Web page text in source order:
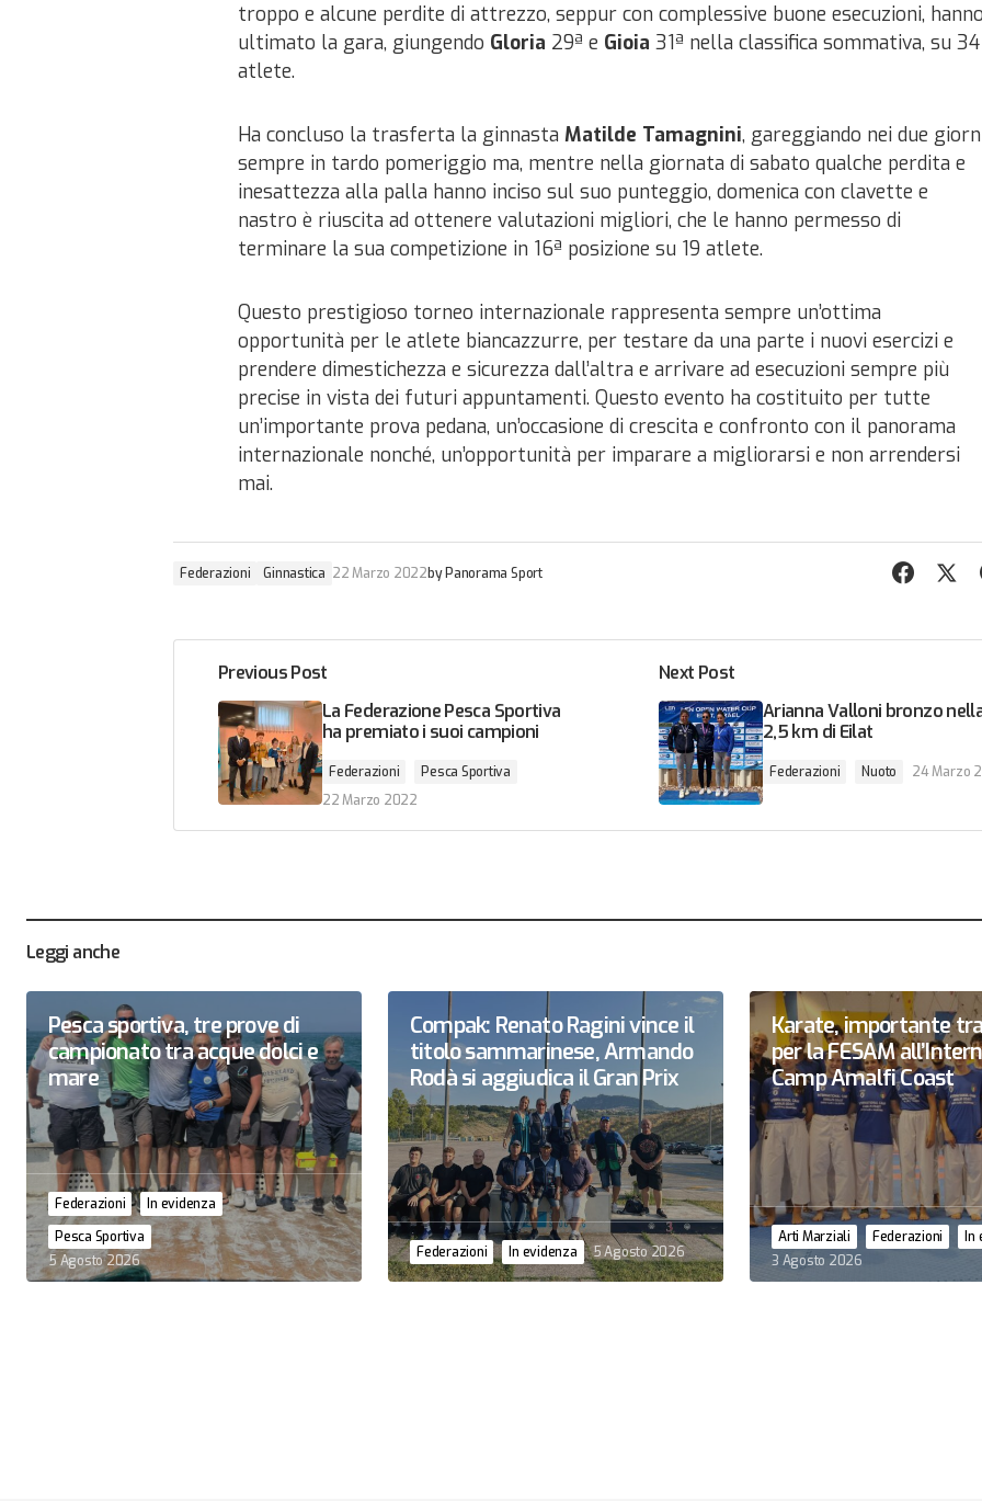
troppo e alcune perdite di attrezzo, seppur con complessive buone esecuzioni,
ultimato la gara, giungendo Gloria 29ª e Gioia 31ª nella classifica sommativa, su 34
atlete.
Ha concluso la trasferta la ginnasta Matilde Tamagnini, gareggiando nei due
sempre in tardo pomeriggio ma, mentre nella giornata di sabato qualche perdita e
inesattezza alla palla hanno inciso sul suo punteggio, domenica con clavette e
nastro è riuscita ad ottenere valutazioni migliori, che le hanno permesso di
terminare la sua competizione in 16ª posizione su 19 atlete.
Questo prestigioso torneo internazionale rappresenta sempre un’ottima
opportunità per le atlete biancazzurre, per testare da una parte i nuovi esercizi e
prendere dimestichezza e sicurezza dall’altra e arrivare ad esecuzioni sempre più
precise in vista dei futuri appuntamenti. Questo evento ha costituito per tutte
un’importante prova pedana, un’occasione di crescita e confronto con il panorama
internazionale nonché, un’opportunità per imparare a migliorarsi e non arrendersi
mai.
Federazioni Ginnastica 22 Marzo 2022by Panorama Sport
Previous Post
La Federazione Pesca Sportiva
ha premiato i suoi campioni
Federazioni
Pesca Sportiva
22 Marzo 2022
Next Post
Arianna Valloni bronzo
2,5 km di Eilat
Federazioni Nuoto 24 Marzo
Leggi anche
Pesca sportiva, tre prove di
campionato tra acque dolci e
mare
Federazioni
In evidenza
Pesca Sportiva
5 Agosto 2026
Compak: Renato Ragini vince il
titolo sammarinese, Armando
Rodà si aggiudica il Gran Prix
Federazioni In evidenza 5 Agosto 2026
Karate, importante
per la FESAM
Camp Amalfi Coast
Arti Marziali Federazioni
In
3 Agosto 2026